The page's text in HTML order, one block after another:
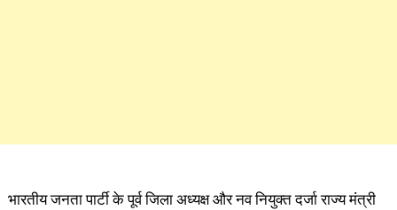
भारतीय जनता पार्टी के पूर्व जिला अध्यक्ष और नव नियुक्त दर्जा राज्य मंत्री